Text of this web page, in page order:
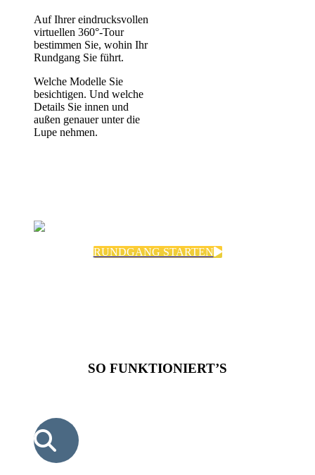
Auf Ihrer eindrucksvollen
virtuellen 360°-Tour
bestimmen Sie, wohin Ihr
Rundgang Sie führt.
Welche Modelle Sie
besichtigen. Und welche
Details Sie innen und
außen genauer unter die
Lupe nehmen.
RUNDGANG STARTEN
SO FUNKTIONIERT’S